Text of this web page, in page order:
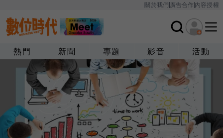
關於我們廣告合作內容授權
熱門 新聞 專題 影音 活動